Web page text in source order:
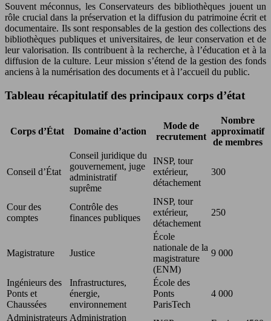
Souvent méconnus, les Conservateurs des bibliothèques jouent un
rôle crucial dans la préservation et la diffusion du patrimoine écrit et
documentaire. Ils sont responsables de la gestion des collections des
bibliothèques publiques et universitaires, de leur conservation et de
leur valorisation. Ils contribuent à la recherche, à l’éducation et à la
diffusion de la culture. Leur mission s’étend de la gestion des fonds
anciens à la numérisation des documents et à l’accueil du public.
Tableau récapitulatif des principaux corps d’état
Corps d’État Domaine d’action
Mode de
recrutement
Nombre
approximatif
de membres
Conseil d’État
Conseil juridique du
gouvernement, juge
administratif
suprême
INSP, tour
extérieur,
détachement
300
Cour des
comptes
Contrôle des
finances publiques
INSP, tour
extérieur,
détachement
250
Magistrature Justice
École
nationale de la
magistrature
(ENM)
9 000
Ingénieurs des
Ponts et
Chaussées
Infrastructures,
énergie,
environnement
École des
Ponts
ParisTech
4 000
Administrateurs Administration